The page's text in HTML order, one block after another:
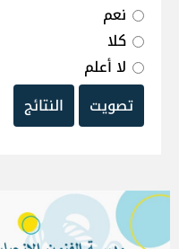
نعم
كلا
لا أعلم
تصويت
النتائج